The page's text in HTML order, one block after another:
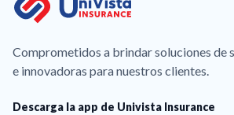
Comprometidos a brindar soluciones de
e innovadoras para nuestros clientes.
Descarga la app de Univista Insurance